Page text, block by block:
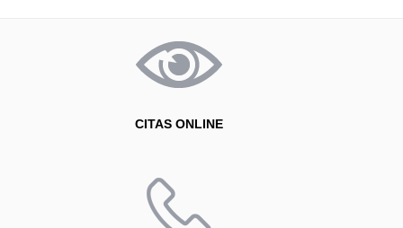
CITAS ONLINE